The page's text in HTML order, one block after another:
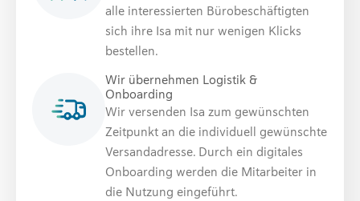
alle interessierten Bürobeschäftigten
sich ihre Isa mit nur wenigen Klicks
bestellen.
Wir übernehmen Logistik &
Onboarding
Wir versenden Isa zum gewünschten
Zeitpunkt an die individuell gewünschte
Versandadresse. Durch ein digitales
Onboarding werden die Mitarbeiter in
die Nutzung eingeführt.